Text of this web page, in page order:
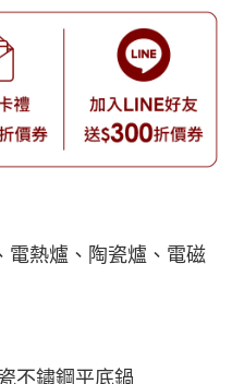
電熱爐、陶瓷爐、電磁
不鏽鋼平底鍋